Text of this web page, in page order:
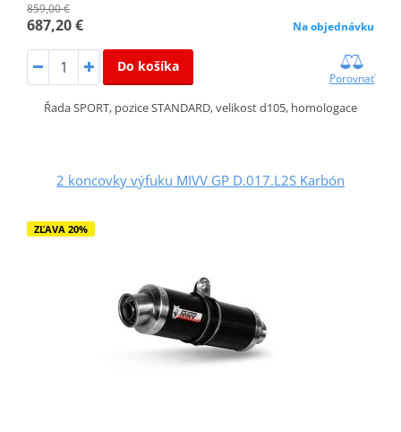
859,00 €
687,20 € Na objednávku
Do košíka
Porovnať
Řada SPORT, pozice STANDARD, velikost d105, homologace
2 koncovky výfuku MIVV GP D.017.L2S Karbón
ZĽAVA 20%